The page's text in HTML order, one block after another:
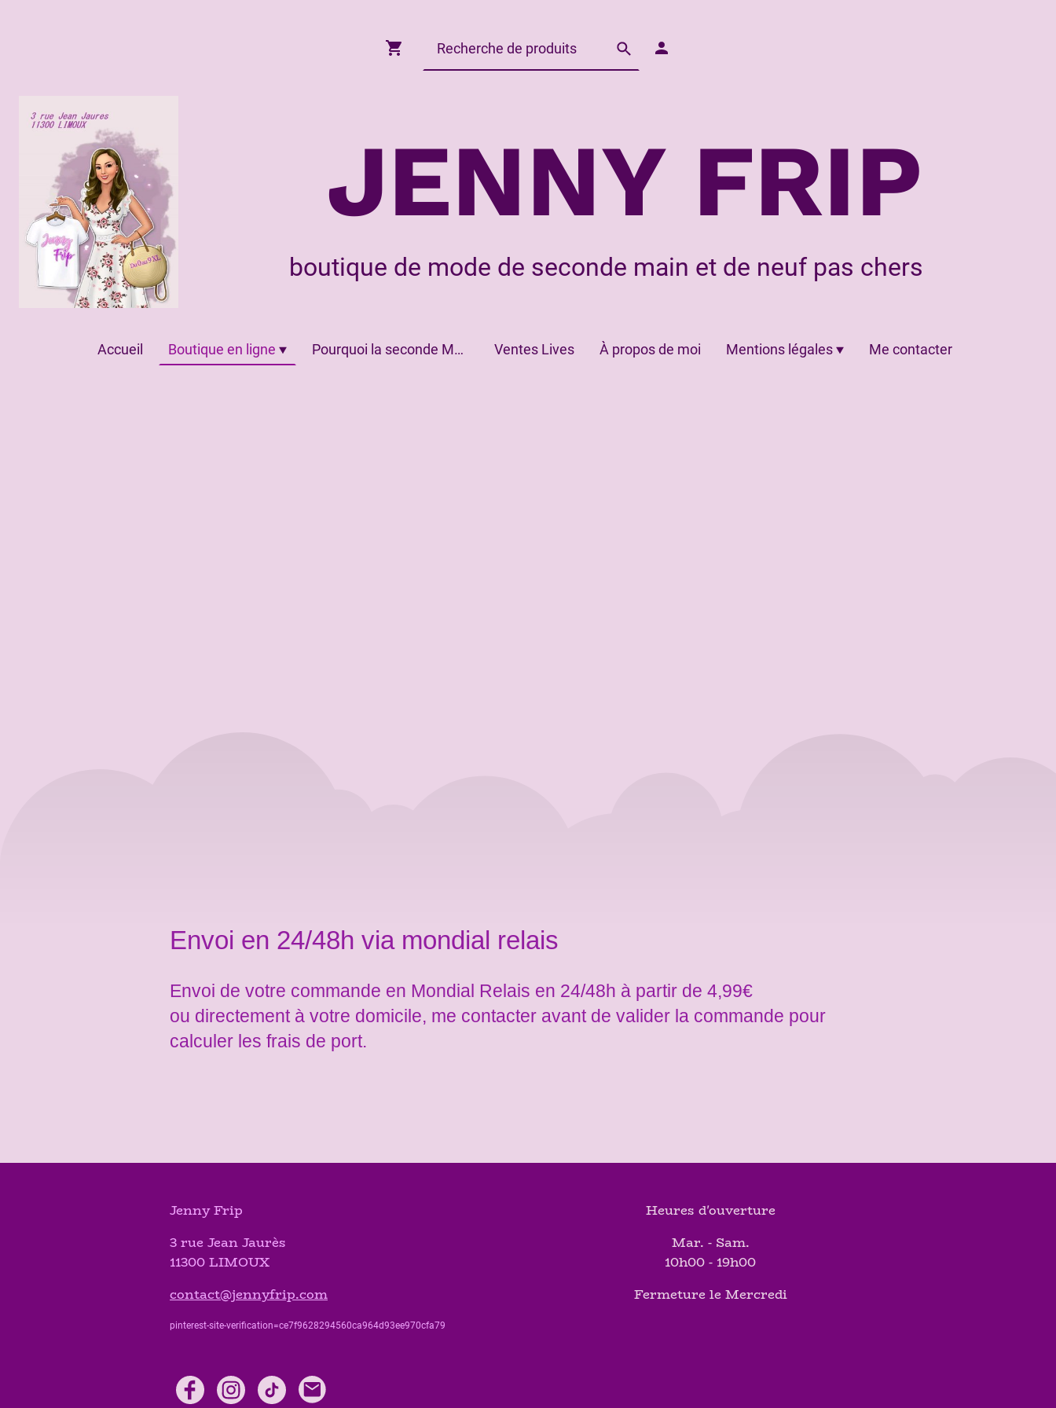
JENNY FRIP
boutique de mode de seconde main et de neuf pas chers
Accueil Boutique en ligne Pourquoi la seconde Main? Ventes Lives À propos de moi Mentions légales Me contacter
Envoi en 24/48h via mondial relais
Envoi de votre commande en Mondial Relais en 24/48h à partir de 4,99€
ou directement à votre domicile, me contacter avant de valider la commande pour
calculer les frais de port.
Jenny Frip
3 rue Jean Jaurès
11300 LIMOUX
contact@jennyfrip.com
pinterest-site-verification=ce7f9628294560ca964d93ee970cfa79
Heures d'ouverture
Mar. - Sam.
10h00 - 19h00
Fermeture le Mercredi